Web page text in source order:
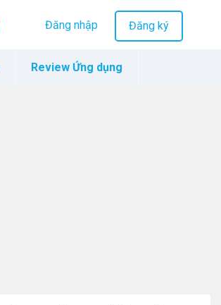
Đăng nhập Đăng ký
Review Ứng dụng